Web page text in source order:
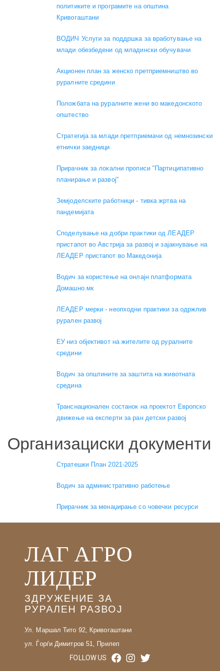
политиките и програмите на општина
Кривогаштани
ВОДИЧ Услуги за поддршка за вработување на
млади обезбедени од младински обучувачи
Акционен план за женско претприемништво во
руралните средини
Положбата на руралните жени во македонското
општество
Стратегија за млади претприемачи од немнозински
етнички заедници
Прирачник за локални прописи "Партиципативно
планирање и развој"
Земјоделските работници - тивка жртва на
пандемијата
Споделување на добри практики од ЛЕАДЕР
пристапот во Австрија за развој и зајакнување на
ЛЕАДЕР пристапот во Македонија
Водич за користење на онлајн платформата
Домашно.мк
ЛЕАДЕР мерки - неопходни практики за одржлив
рурален развој
ЕУ низ објективот на жителите од руралните
средини
Водич за општините за заштита на животната
средина
Транснационален состанок на проектот Европско
движење на експерти за ран детски развој
Организациски документи
Стратешки План 2021-2025
Водич за административно работење
Прирачник за менаџирање со човечки ресурси
ЛАГ АГРО
ЛИДЕР
ЗДРУЖЕНИЕ ЗА
РУРАЛЕН РАЗВОЈ
Ул. Маршал Тито 92, Кривогаштани
ул. Ѓорѓи Димитров 51, Прилеп
FOLLOW US